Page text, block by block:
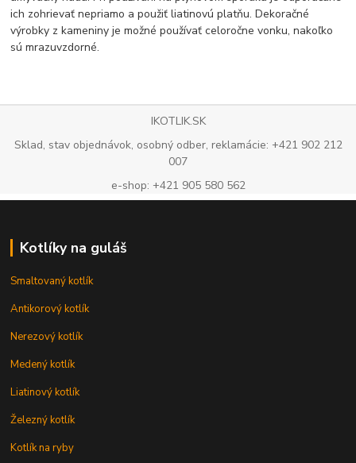
ich zohrievať nepriamo a použiť liatinovú platňu. Dekoračné
výrobky z kameniny je možné používať celoročne vonku, nakoľko
sú mrazuvzdorné.
IKOTLIK.SK
Sklad, stav objednávok, osobný odber, reklamácie: +421 902 212
007
e-shop: +421 905 580 562
Kotlíky na guláš
Smaltovaný kotlík
Antikorový kotlík
Nerezový kotlík
Medený kotlík
Liatinový kotlík
Železný kotlík
Kotlík na ryby